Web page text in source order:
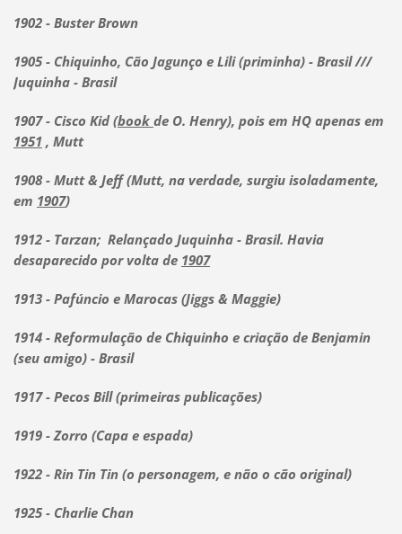
1902 - Buster Brown
1905 - Chiquinho, Cão Jagunço e Lili (priminha) - Brasil ///
Juquinha - Brasil
1907 - Cisco Kid (book de O. Henry), pois em HQ apenas em
1951, Mutt
1908 - Mutt & Jeff (Mutt, na verdade, surgiu isoladamente,
em 1907)
1912 - Tarzan; Relançado Juquinha - Brasil. Havia
desaparecido por volta de 1907
1913 - Pafúncio e Marocas (Jiggs & Maggie)
1914 - Reformulação de Chiquinho e criação de Benjamin
(seu amigo) - Brasil
1917 - Pecos Bill (primeiras publicações)
1919 - Zorro (Capa e espada)
1922 - Rin Tin Tin (o personagem, e não o cão original)
1925 - Charlie Chan